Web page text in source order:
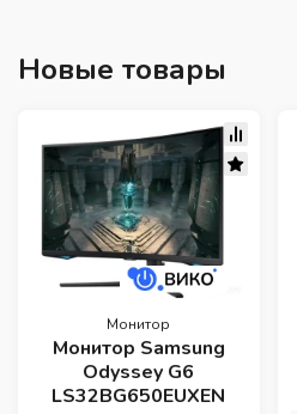
Новые товары
Монитор
Монитор Samsung
Odyssey G6
LS32BG650EUXEN